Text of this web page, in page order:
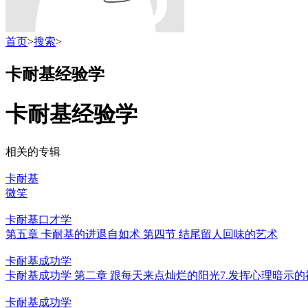
首页>搜索>
卡耐基经验学
卡耐基经验学
相关的专辑
卡耐基
微笑
卡耐基口才学
第五章 卡耐基的进退自如术 第四节 结尾留人回味的艺术
卡耐基成功学
卡耐基成功学 第二章 跟每天来点灿烂的阳光7.发挥心理暗示
卡耐基成功学